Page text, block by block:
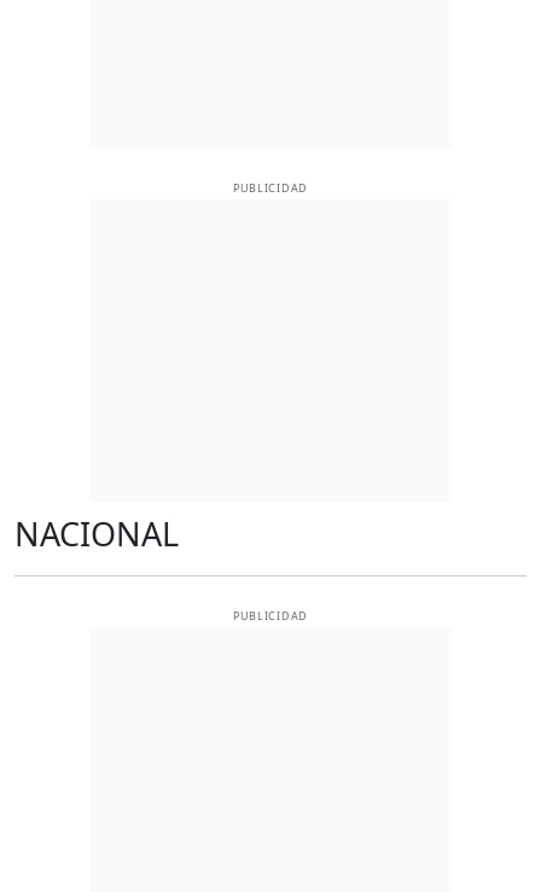
PUBLICIDAD
NACIONAL
PUBLICIDAD